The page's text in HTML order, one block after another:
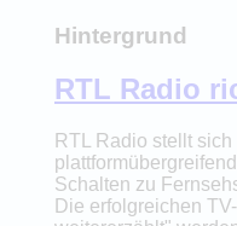
Hintergrund
RTL Radio
RTL Radio stellt
Schalten zu
Die erfolgreichen